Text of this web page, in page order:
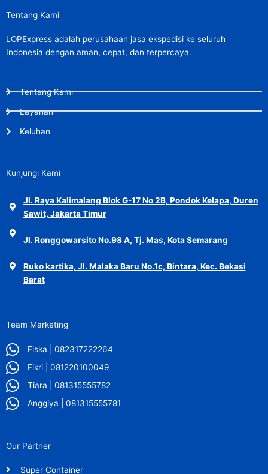
Tentang Kami
LOPExpress adalah perusahaan jasa ekspedisi ke seluruh
Indonesia dengan aman, cepat, dan terpercaya.
Tentang Kami
Layanan
Keluhan
Kunjungi Kami
Jl. Raya Kalimalang Blok G-17 No 2B, Pondok Kelapa, Duren
Sawit, Jakarta Timur
Jl. Ronggowarsito No.98 A, Tj. Mas, Kota Semarang
Ruko kartika, Jl. Malaka Baru No.1c, Bintara, Kec. Bekasi
Barat
Team Marketing
Fiska | 082317222264
Fikri | 081220100049
Tiara | 081315555782
Anggiya | 081315555781
Our Partner
Super Container